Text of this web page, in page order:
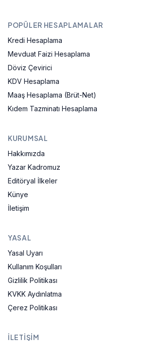
POPÜLER HESAPLAMALAR
Kredi Hesaplama
Mevduat Faizi Hesaplama
Döviz Çevirici
KDV Hesaplama
Maaş Hesaplama (Brüt-Net)
Kıdem Tazminatı Hesaplama
KURUMSAL
Hakkımızda
Yazar Kadromuz
Editöryal İlkeler
Künye
İletişim
YASAL
Yasal Uyarı
Kullanım Koşulları
Gizlilik Politikası
KVKK Aydınlatma
Çerez Politikası
İLETIŞIM